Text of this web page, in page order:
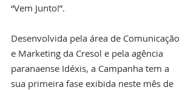
“Vem Junto!”.
Desenvolvida pela área de Comunicação
e Marketing da Cresol e pela agência
paranaense Idéxis, a Campanha tem a
sua primeira fase exibida neste mês de